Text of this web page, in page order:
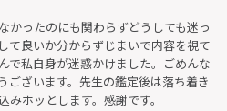
かったのにも関わらずどうしても迷っ
て良いか分からずじまいで内容を視て
で私自身が迷惑かけました。ごめんな
ございます。先生の鑑定後は落ち着き
ホッとします。感謝です。